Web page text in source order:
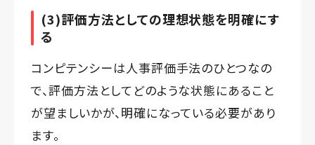
(3)評価方法としての理想状態を明確にす
る
コンピテンシーは人事評価手法のひとつなの
で、評価方法としてどのような状態にあること
が望ましいかが、明確になっている必要があり
ます。